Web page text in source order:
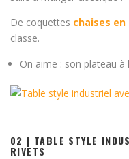
De coquettes chaises en
classe.
On aime : son plateau
02 | TABLE STYLE
RIVETS